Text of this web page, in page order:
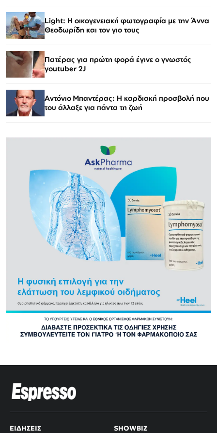
Light: Η οικογενειακή φωτογραφία με την Άννα
Θεοδωρίδη και τον γιο τους
Πατέρας για πρώτη φορά έγινε ο γνωστός
youtuber 2J
Αντόνιο Μπαντέρας: Η καρδιακή προσβολή που
του άλλαξε για πάντα τη ζωή
ΕΙΔΉΣΕΙΣ SHOWBIZ